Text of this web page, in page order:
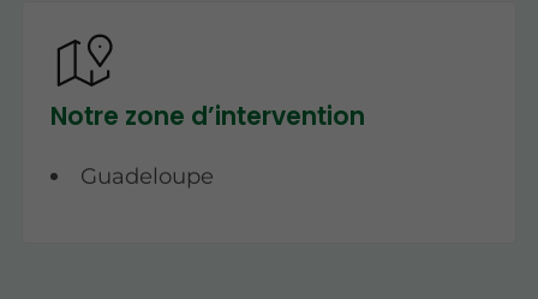
Notre zone d’intervention
Guadeloupe